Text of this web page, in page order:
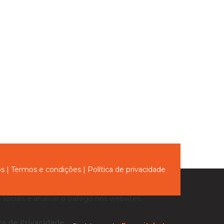
| Termos e condições | Política de privacidade
e analisar o tráfego nos websites.